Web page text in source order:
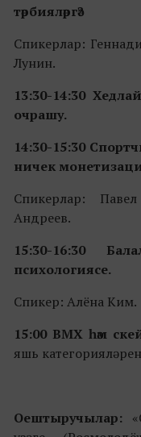
тәрбияләргә?
Спикерлар:
Лунин.
13:30-14:30
очрашу.
14:30-15:30
ничек
Спикерлар:
Андреев.
15:30-16:30
психологиясе.
Спикер: Алёна Ким.
15:00 BMX һәм
яшь
Оештыручылар: